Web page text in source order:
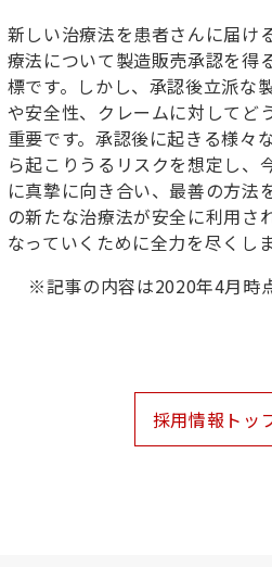
新しい治療法を患者さんに届け
療法について製造販売承認を得
標です。しかし、承認後立派な
や安全性、クレームに対してど
重要です。承認後に起きる様々
ら起こりうるリスクを想定し、
に真摯に向き合い、最善の方法
の新たな治療法が安全に利用さ
なっていくために全力を尽くしま
※記事の内容は2020年4月時
採用情報トッ